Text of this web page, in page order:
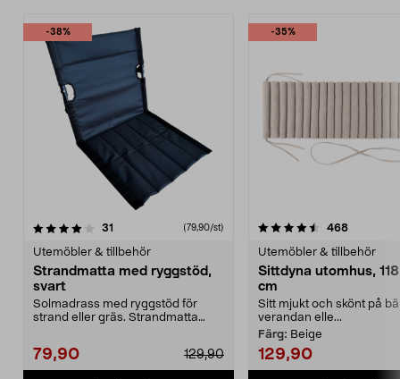
-38%
31 (79,90/st)
Utemöbler & tillbehör
Strandmatta med ryggstöd,
svart
Solmadrass med ryggstöd för
strand eller gräs. Strandmatta
79,90 129,90
-35%
4.5 av 5 stjärnor 468
Utemöbler & tillbehör
Sittdyna utomhus,
cm
Sitt mjukt och skönt på
verandan elle...
Färg: Beige
129,90
4.5 av 5 stjärnor